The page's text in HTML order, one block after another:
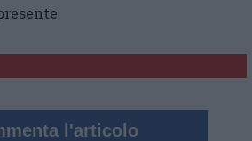
l'articolo